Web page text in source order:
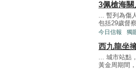
3佩槍海
... 暫列為傷
包括29歲督
今日信報 獨
西九龍坐
... 城市站點
黃金周期間